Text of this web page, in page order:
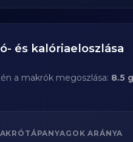
és kalóriaeloszlása
a makrók megoszlása: 8.5
ARÁNYA